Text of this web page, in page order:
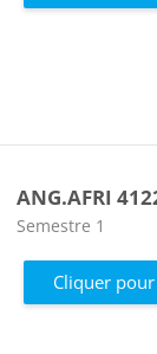
ANG.AFRI
Catégorie de cours
Semestre 1
Cliquer